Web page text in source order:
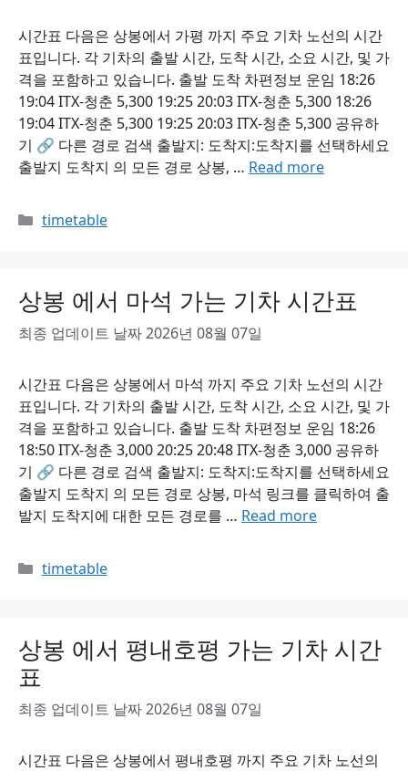
시간표 다음은 상봉에서 가평 까지 주요 기차 노선의 시간
표입니다. 각 기차의 출발 시간, 도착 시간, 소요 시간, 및 가
격을 포함하고 있습니다. 출발 도착 차편정보 운임 18:26
19:04 ITX-청춘 5,300 19:25 20:03 ITX-청춘 5,300 18:26
19:04 ITX-청춘 5,300 19:25 20:03 ITX-청춘 5,300 공유하
기 🔗 다른 경로 검색 출발지: 도착지:도착지를 선택하세요
출발지 도착지 의 모든 경로 상봉, … Read more
Categories
timetable
상봉 에서 마석 가는 기차 시간표
최종 업데이트 날짜 2026년 08월 07일
시간표 다음은 상봉에서 마석 까지 주요 기차 노선의 시간
표입니다. 각 기차의 출발 시간, 도착 시간, 소요 시간, 및 가
격을 포함하고 있습니다. 출발 도착 차편정보 운임 18:26
18:50 ITX-청춘 3,000 20:25 20:48 ITX-청춘 3,000 공유하
기 🔗 다른 경로 검색 출발지: 도착지:도착지를 선택하세요
출발지 도착지 의 모든 경로 상봉, 마석 링크를 클릭하여 출
발지 도착지에 대한 모든 경로를 … Read more
Categories
timetable
상봉 에서 평내호평 가는 기차 시간
표
최종 업데이트 날짜 2026년 08월 07일
시간표 다음은 상봉에서 평내호평 까지 주요 기차 노선의